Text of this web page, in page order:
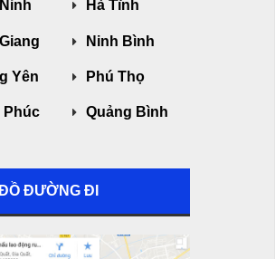
Hà Tĩnh
Ninh Bình
Yên Phú Thọ
Phúc Quảng Bình
ĐƯỜNG ĐI